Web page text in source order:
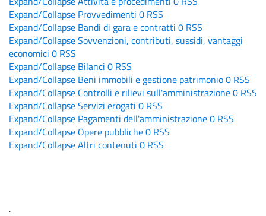
Expand/Collapse Provvedimenti 0 RSS
Expand/Collapse Bandi di gara e contratti 0 RSS
Expand/CollapseSovvenzioni, contributi, sussidi, vantaggi
economici 0 RSS
Expand/Collapse Bilanci 0 RSS
Expand/Collapse Beni immobili e gestione patrimonio0 RSS
Expand/Collapse Controlli e rilievi sull'amministrazione0 RSS
Expand/CollapseServizi erogati 0 RSS
Expand/Collapse Pagamenti dell'amministrazione0 RSS
Expand/Collapse Opere pubbliche0 RSS
Expand/CollapseAltri contenuti 0 RSS
.